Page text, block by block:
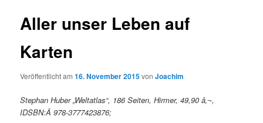
Aller unser Leben auf
Karten
Veröffentlicht am16. November 2015vonJoachim
Stephan Huber „Weltatlas“, 186 Seiten, Hirmer, 49,90 â‚¬,
IDSBN:Â 978-3777423876;